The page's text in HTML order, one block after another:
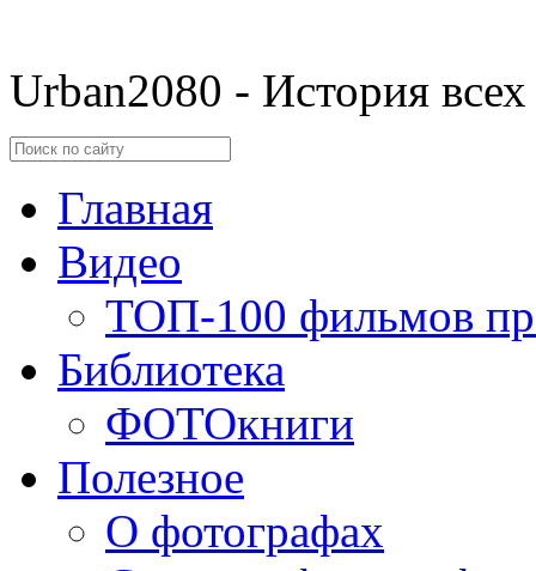
Urban2080 - История
Главная
Видео
ТОП-100 фильмов
Библиотека
ФОТОкниги
Полезное
О фотографах